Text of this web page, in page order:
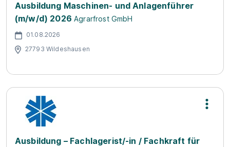
Ausbildung Maschinen- und Anlagenführer
(m/w/d) 2026 Agrarfrost GmbH
01.08.2026
27793 Wildeshausen
Ausbildung – Fachlagerist/-in / Fachkraft für